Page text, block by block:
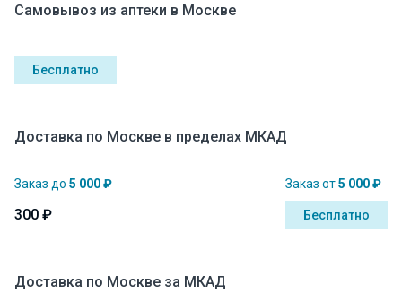
Самовывоз из аптеки в Москве
Бесплатно
Доставка по Москве в пределах МКАД
Заказ до 5 000 ₽
300 ₽
Заказ от5 000 ₽
Бесплатно
Доставка по Москве за МКАД